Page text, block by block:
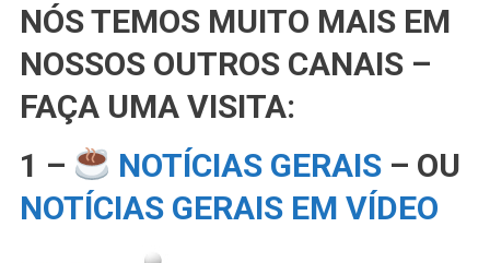
NÓS TEMOS MUITO MAIS EM
NOSSOS OUTROS CANAIS –
FAÇA UMA VISITA:
1 –
NOTÍCIAS GERAIS – OU
NOTÍCIAS GERAIS EM VÍDEO